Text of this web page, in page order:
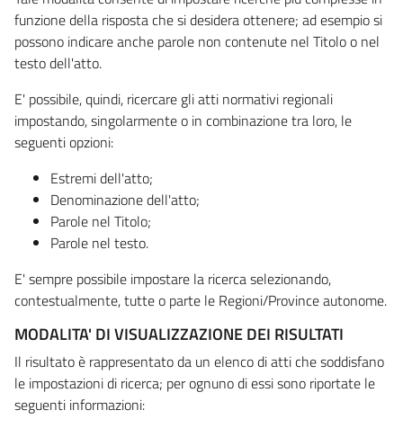
funzione della risposta che si desidera ottenere; ad esempio si
possono indicare anche parole non contenute nel Titolo o nel
testo dell'atto.
E' possibile, quindi, ricercare gli atti normativi regionali
impostando, singolarmente o in combinazione tra loro, le
seguenti opzioni:
Estremi dell'atto;
Denominazione dell'atto;
Parole nel Titolo;
Parole nel testo.
E' sempre possibile impostare la ricerca selezionando,
contestualmente, tutte o parte le Regioni/Province autonome.
MODALITA' DI VISUALIZZAZIONE DEI RISULTATI
Il risultato è rappresentato da un elenco di atti che soddisfano
le impostazioni di ricerca; per ognuno di essi sono riportate le
seguenti informazioni: